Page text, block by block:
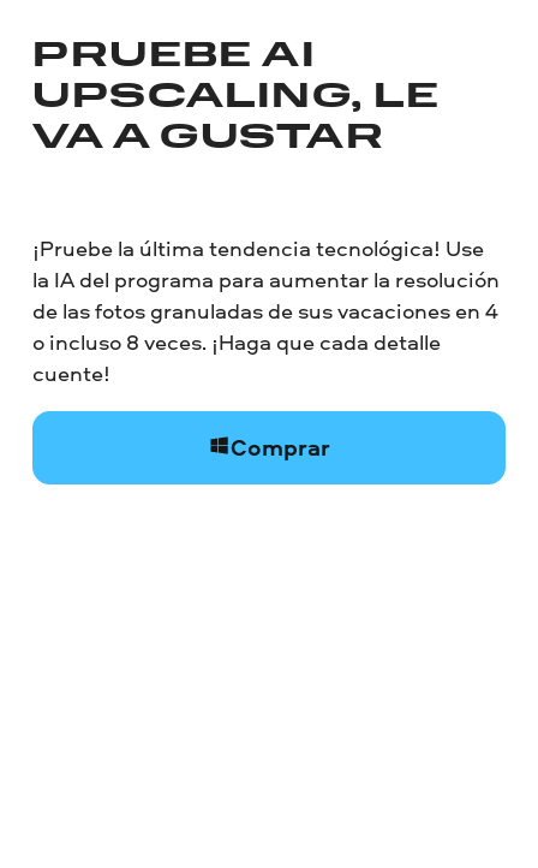
PRUEBE AI
UPSCALING, LE
VA A GUSTAR
¡Pruebe la última tendencia tecnológica! Use
la IA del programa para aumentar la resolución
de las fotos granuladas de sus vacaciones en 4
o incluso 8 veces. ¡Haga que cada detalle
cuente!
Comprar